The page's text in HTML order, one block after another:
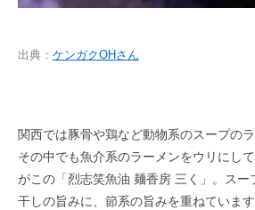
出典： ケンガクOHさん
関西では豚骨や鶏など動物系のスープの
その中でも魚介系のラーメンをウリにし
がこの「烈志笑魚油 麺香房 三く」。スー
干しの旨みに、節系の旨みを重ねていま